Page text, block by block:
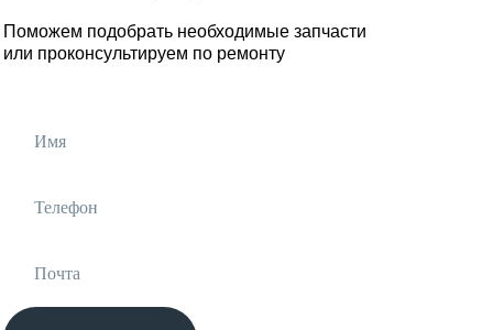
Поможем подобрать необходимые запчасти
или проконсультируем по ремонту